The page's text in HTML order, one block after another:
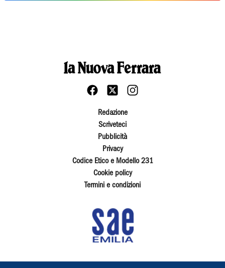
Redazione
Scriveteci
Pubblicità
Privacy
Codice Etico e Modello 231
Cookie policy
Termini e condizioni